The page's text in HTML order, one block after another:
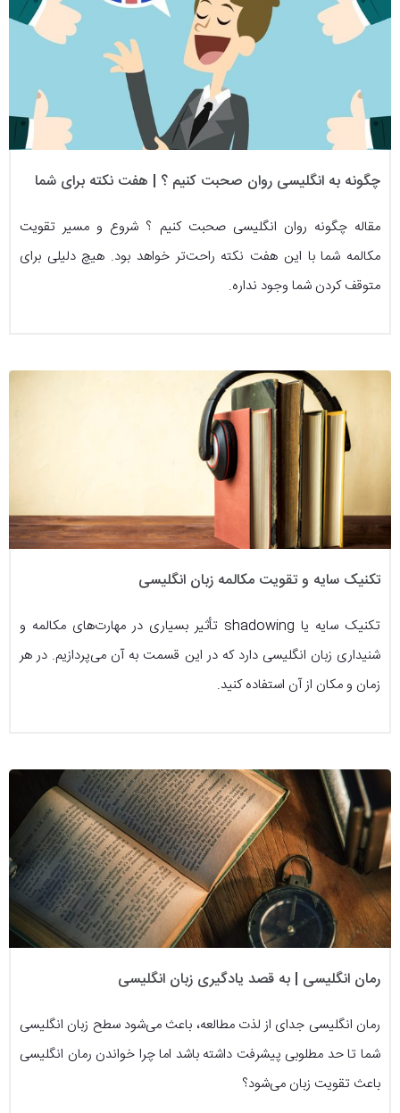
چگونه به انگلیسی روان صحبت کنیم ؟ | هفت نکته برای شما
مقاله چگونه روان انگلیسی صحبت کنیم ؟ شروع و مسیر تقویت
مکالمه شما با این هفت نکته راحت‌تر خواهد بود. هیچ دلیلی برای
متوقف کردن شما وجود نداره.
تکنیک سایه و تقویت مکالمه زبان انگلیسی
تکنیک سایه یا shadowing تأثیر بسیاری در مهارت‌های مکالمه و
شنیداری زبان انگلیسی دارد که در این قسمت به آن می‌پردازیم. در هر
زمان و مکان از آن استفاده کنید.
رمان انگلیسی | به قصد یادگیری زبان انگلیسی
رمان‌ انگلیسی جدای از لذت مطالعه، باعث می‌شود سطح زبان انگلیسی
شما تا حد مطلوبی پیشرفت داشته باشد اما چرا خواندن رمان انگلیسی
باعث تقویت زبان می‌شود؟